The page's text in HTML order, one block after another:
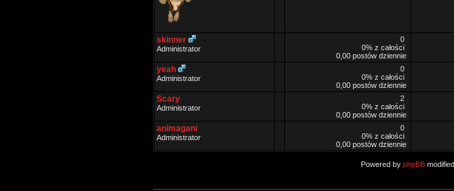
skinner
Administrator
0
0% z całości
0,00 postów dziennie
yeah
Administrator
0
0% z całości
0,00 postów dziennie
Scary
Administrator
2
0% z całości
0,00 postów dziennie
animagani
Administrator
0
0% z całości
0,00 postów dziennie
Powered by phpBB